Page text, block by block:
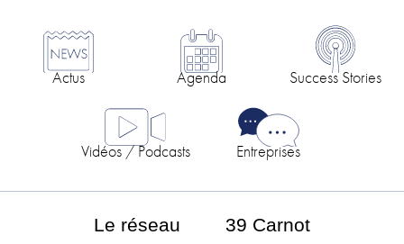
Actus Agenda Success Stories
Vidéos / Podcasts Entreprises
Le réseau
39 Carnot